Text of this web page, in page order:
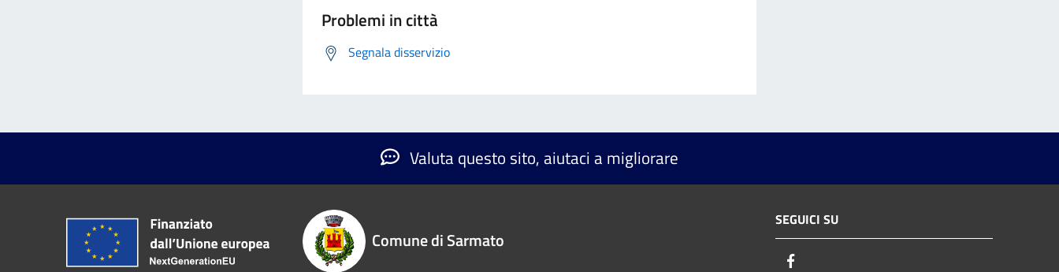
Problemi in città
Segnala disservizio
Valuta questo sito, aiutaci a migliorare
Comune di Sarmato
SEGUICI SU